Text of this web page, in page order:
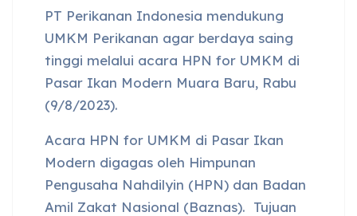
PT Perikanan Indonesia mendukung
UMKM Perikanan agar berdaya saing
tinggi melalui acara HPN for UMKM di
Pasar Ikan Modern Muara Baru, Rabu
(9/8/2023).
Acara HPN for UMKM di Pasar Ikan
Modern digagas oleh Himpunan
Pengusaha Nahdilyin (HPN) dan Badan
Amil Zakat Nasional (Baznas). Tujuan